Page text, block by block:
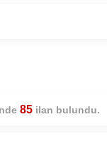
85 ilan bulundu.